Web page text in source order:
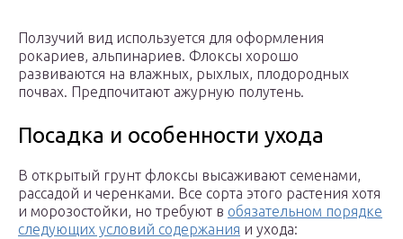
Ползучий вид используется для оформления
рокариев, альпинариев. Флоксы хорошо
развиваются на влажных, рыхлых, плодородных
почвах. Предпочитают ажурную полутень.
Посадка и особенности ухода
В открытый грунт флоксы высаживают семенами,
рассадой и черенками. Все сорта этого растения хотя
и морозостойки, но требуют в обязательном порядке
следующих условий содержания и ухода: